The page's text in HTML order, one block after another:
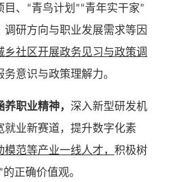
、“青鸟计划”“青年实干家”
研方向与职业发展需求等因
乡社区开展政务见习与政策调
意识与政策理解力。
职业精神， 深入新型研发机
就业新赛道，提升数字化素
范等产业一线人才， 积极树
正确价值观。